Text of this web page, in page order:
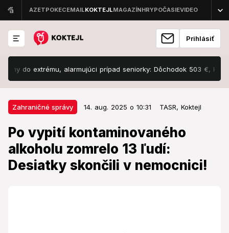
Prihlásiť
extrému, alarmujúci prípad seniorky: Dôchodok 503 €, kilogram
Zahraničné správy 14. aug. 2025 o 10:31 TASR, Koktejl
Po vypití kontaminovaného
alkoholu zomrelo 13 ľudí:
Desiatky skončili v nemocnici!
Zahraničné správy 14. aug. 2025 o 10:31
Po vypití kontaminovaného
alkoholu zomrelo 13 ľudí: Desiatky
skončili v nemocnici!